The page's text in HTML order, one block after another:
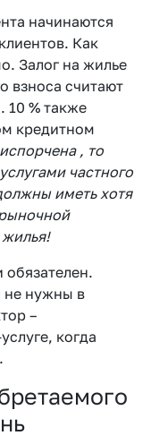
начинаются
Как
Залог на жилье
взноса считают
10 % также
кредитном
, то
частного
иметь хотя
обязателен.
не нужны в
–
когда